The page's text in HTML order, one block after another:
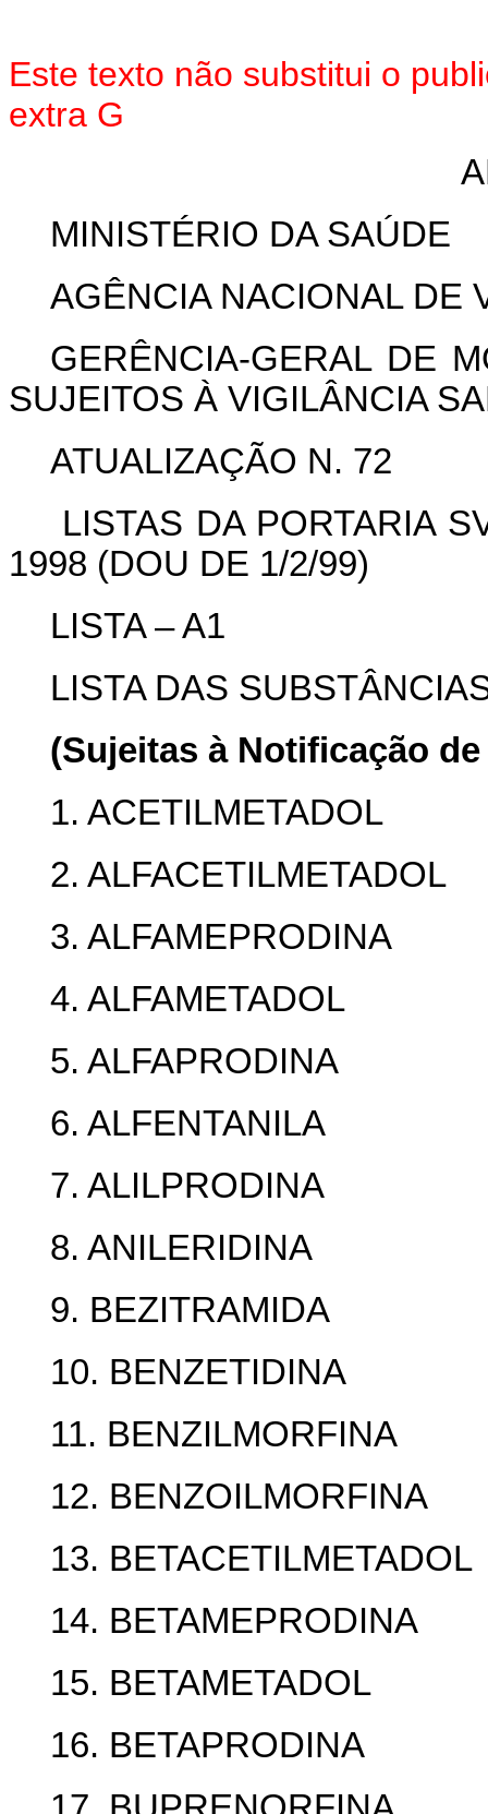
Este texto não substitui o
extra G
MINISTÉRIO DA SAÚDE
AGÊNCIA NACIONAL DE
GERÊNCIA-GERAL DE
SUJEITOS À VIGILÂNCIA
ATUALIZAÇÃO N. 72
LISTAS DA PORTARIA
1998 (DOU DE 1/2/99)
LISTA – A1
LISTA DAS
(Sujeitas à Notificação de
1. ACETILMETADOL
2. ALFACETILMETADOL
3. ALFAMEPRODINA
4. ALFAMETADOL
5. ALFAPRODINA
6. ALFENTANILA
7. ALILPRODINA
8. ANILERIDINA
9. BEZITRAMIDA
10. BENZETIDINA
11. BENZILMORFINA
12. BENZOILMORFINA
13. BETACETILMETADOL
14. BETAMEPRODINA
15. BETAMETADOL
16. BETAPRODINA